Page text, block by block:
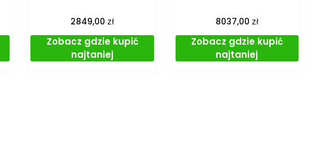
2849,00zł
Zobacz gdzie kupić
najtaniej
8037,00 zł
Zobacz gdzie kupić
najtaniej